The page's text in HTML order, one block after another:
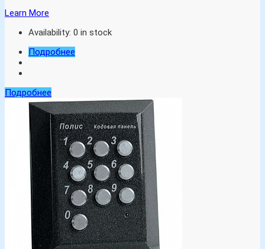
Learn More
Availability: 0 in stock
Подробнее
Подробнее